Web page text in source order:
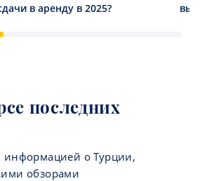
в аренду в 2025?
последних
информацией о Турции,
обзорами